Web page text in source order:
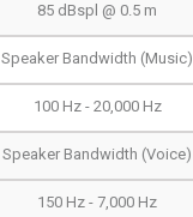
85 dBspl @ 0.5 m
Speaker Bandwidth (Music)
100 Hz - 20,000 Hz
Speaker Bandwidth (Voice)
150 Hz - 7,000 Hz